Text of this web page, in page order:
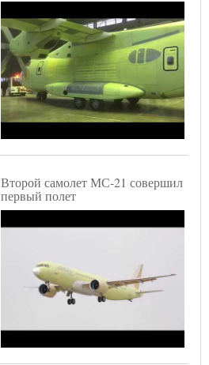
Второй самолет МС-21 совершил
первый полет